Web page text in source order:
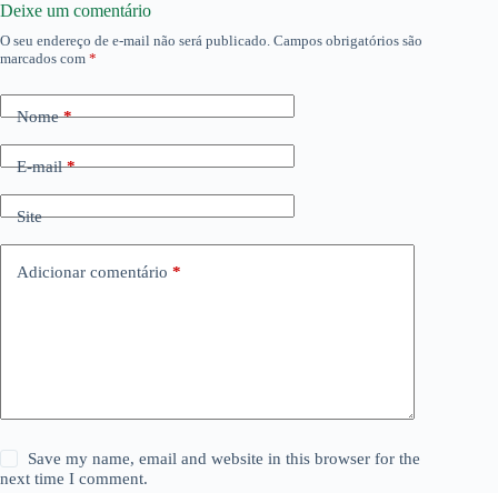
Deixe um comentário
O seu endereço de e-mail não será publicado. Campos obrigatórios são
marcados com *
Nome*
E-mail*
Site
Adicionar comentário *
Save my name, email and website in this browser for the
next time I comment.